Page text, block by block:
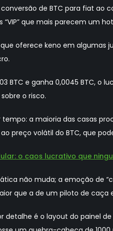
de BTC para fiat ao
“VIP” que mais parecem um
que oferece keno em algumas
BTC e ganha 0,0045 BTC, o
o risco.
a maioria das casas
preço volátil do BTC, que
o caos lucrativo que
não muda; a emoção de
que a de um piloto de caça
detalhe é o layout do painel